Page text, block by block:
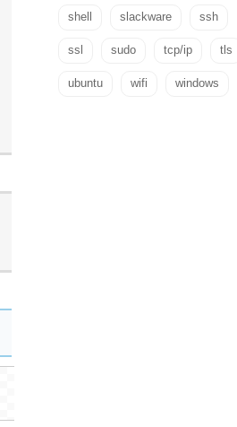
shell slackware ssh
ssl sudo tcp/ip tls
ubuntu wifi windows